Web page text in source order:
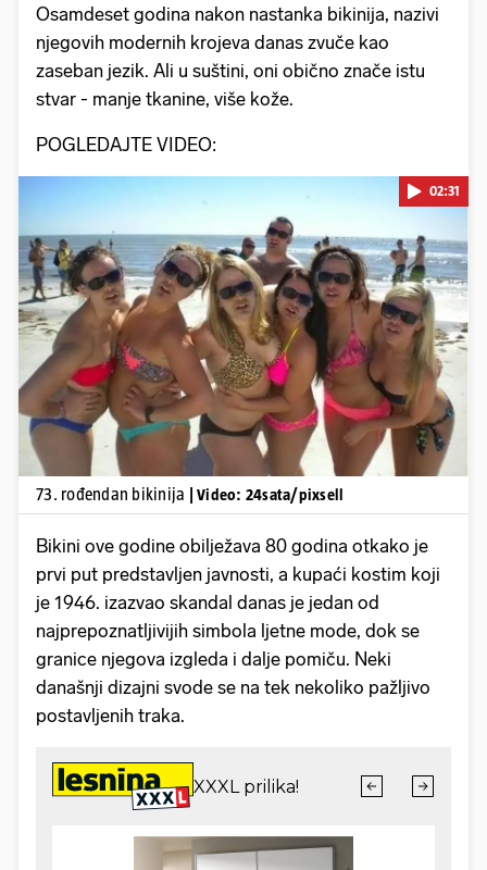
Osamdeset godina nakon nastanka bikinija, nazivi
njegovih modernih krojeva danas zvuče kao
zaseban jezik. Ali u suštini, oni obično znače istu
stvar - manje tkanine, više kože.
POGLEDAJTE VIDEO:
Pokretanje videa...
02:31
73. rođendan bikinija | Video: 24sata/pixsell
Bikini ove godine obilježava 80 godina otkako je
prvi put predstavljen javnosti, a kupaći kostim koji
je 1946. izazvao skandal danas je jedan od
najprepoznatljivijih simbola ljetne mode, dok se
granice njegova izgleda i dalje pomiču. Neki
današnji dizajni svode se na tek nekoliko pažljivo
postavljenih traka.